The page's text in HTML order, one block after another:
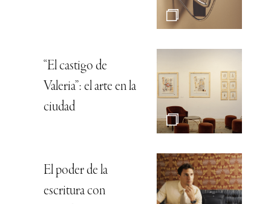
“El castigo de
Valeria”: el arte en la
ciudad
El poder de la
escritura con